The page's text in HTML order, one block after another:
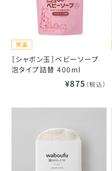
［シャボン玉］ベビーソープ
泡タイプ詰替 400ml
¥875 （税込）